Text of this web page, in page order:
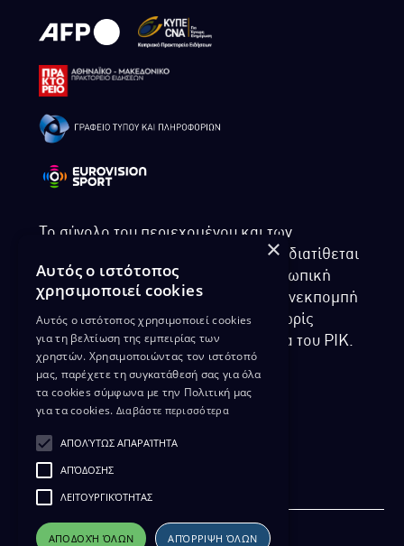
Το σύνολο του περιεχομένου και των
υπηρεσιών της ιστοσελίδας του ΡΙΚ διατίθεται
στους επισκέπτες αυστηρά για προσωπική
χρήση. Απαγορεύεται η χρήση ή επανεκπομπή
του, σε οποιοδήποτε μορφή, με ή χωρίς
επεξεργασία και χωρίς γραπτή άδεια του ΡΙΚ.
ΔΙΚΑΙΩΜΑ ΠΡΟΣΤΑΣΙΑΣ ΔΕΔΟΜΕΝΩΝ
ΔΙΑΘΕΣΗ ΑΡΧΕΙΑΚΟΥ ΥΛΙΚΟΥ
ΠΟΛΙΤΙΚΗ ΑΠΟΡΡΗΤΟΥ EUROVISION
×
Αυτός ο ιστότοπος
χρησιμοποιεί cookies
Αυτός ο ιστότοπος χρησιμοποιεί cookies
για τη βελτίωση της εμπειρίας των
χρηστών. Χρησιμοποιώντας τον ιστότοπό
μας, παρέχετε τη συγκατάθεσή σας για όλα
τα cookies σύμφωνα με την Πολιτική μας
για τα cookies. Διαβάστε περισσότερα
ΑΠΟΛΎΤΩΣ ΑΠΑΡΑΊΤΗΤΑ
ΑΠΌΔΟΣΗΣ
ΛΕΙΤΟΥΡΓΙΚΌΤΗΤΑΣ
ΑΠΟΔΟΧΉ ΌΛΩΝ ΑΠΌΡΡΙΨΗ ΌΛΩΝ